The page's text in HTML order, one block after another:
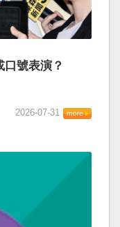
口號表演？
2026-07-31